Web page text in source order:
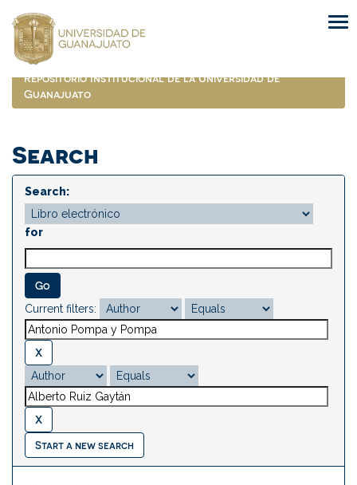
navigation
Repositorio Institucional de la Universidad de
Guanajuato
Search
Search:
for
Current filters:
Start a new search